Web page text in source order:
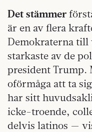
Det stämmer
är en av flera
Demokraterna till
starkaste av de
president Trump.
oförmåga att ta
har sitt
icke-troende,
delvis latinos —